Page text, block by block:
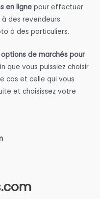
en ligne pour effectuer
des revendeurs
à des particuliers.
de marchés pour
que vous puissiez choisir
cas et celle qui vous
et choisissez votre